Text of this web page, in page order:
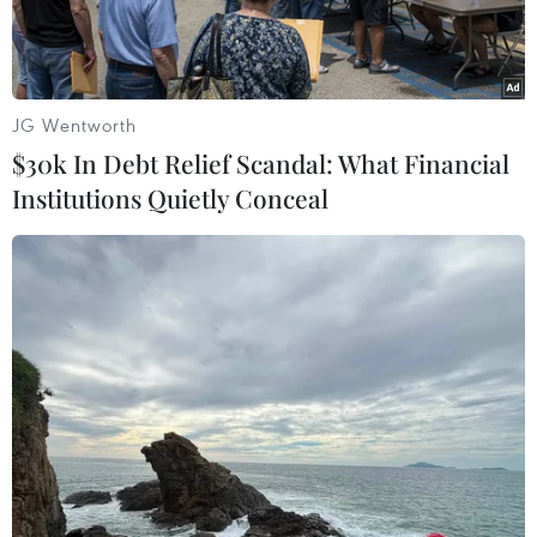
Tổ kiểm tra kiểm đếm hồ sơ đăng ký thuê đối với 15 khu đất trên
địa bàn phường Hòa Cường.
Ngày 18/6, Trung tâm Phát triển quỹ đất thành
phố Đà Nẵng tổ chức mở và xét duyệt hồ sơ cho
thuê đất ngắn hạn theo Thông báo số 186/TB-
JG Wentworth
$30k In Debt Relief Scandal: What Financial
Institutions Quietly Conceal